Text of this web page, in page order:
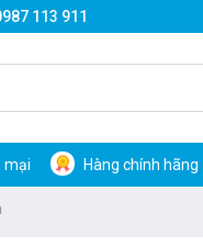
113 911
Hàng chính hãng
mại